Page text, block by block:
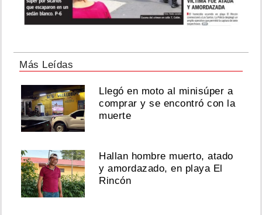
Más Leídas
Llegó en moto al minisúper a
comprar y se encontró con la
muerte
Hallan hombre muerto, atado
y amordazado, en playa El
Rincón